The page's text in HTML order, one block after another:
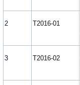
2 T2016-01
3 T2016-02